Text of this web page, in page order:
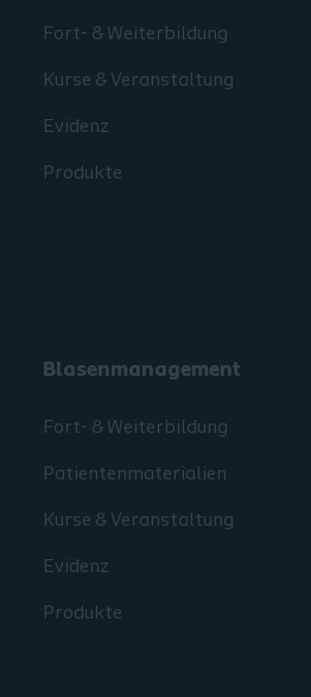
Fort- & Weiterbildung
Kurse & Veranstaltung
Evidenz
Produkte
Blasenmanagement
Fort- & Weiterbildung
Patientenmaterialien
Kurse & Veranstaltung
Evidenz
Produkte